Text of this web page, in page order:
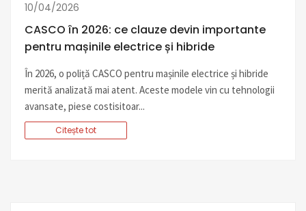
10/04/2026
CASCO în 2026: ce clauze devin importante
pentru mașinile electrice și hibride
În 2026, o poliță CASCO pentru mașinile electrice și hibride
merită analizată mai atent. Aceste modele vin cu tehnologii
avansate, piese costisitoar...
Citește tot